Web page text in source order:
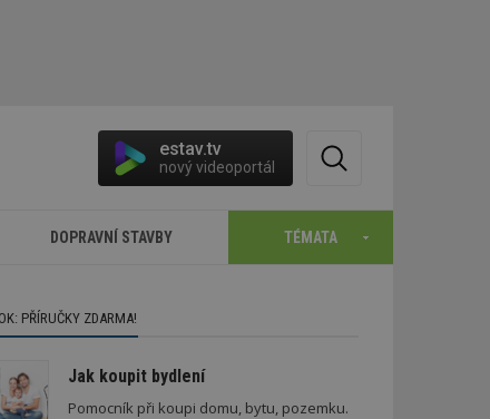
estav.tv
nový videoportál
DOPRAVNÍ STAVBY TÉMATA
PŘÍRUČKY ZDARMA!
Jak koupit bydlení
Pomocník při koupi domu, bytu, pozemku.